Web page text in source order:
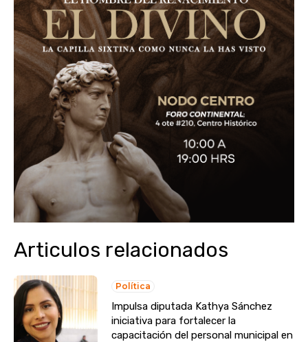
Articulos relacionados
Política
Impulsa diputada Kathya Sánchez
iniciativa para fortalecer la
capacitación del personal municipal en